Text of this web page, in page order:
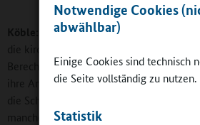
Notwendige Cookies
abwählbar)
Einige Cookies sind technisch
die Seite vollständig zu nutzen.
Statistik
Köble:
Wir beobachten die Entwicklung
die kirchliche Jugendarbeit jenseits der
Berechtigung. Aber sie sollte quasi eine
ihre Angebote, die Kontakte und die
die Schulen zu tragen. Wir bekommen
manche Eltern und Kinder klagen, dass